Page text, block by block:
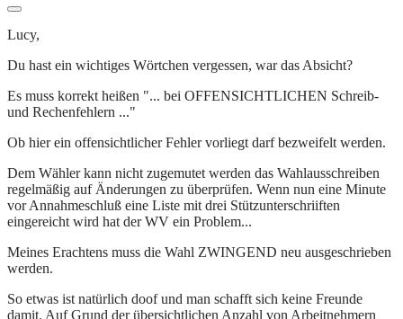
Lucy,
Du hast ein wichtiges Wörtchen vergessen, war das Absicht?
Es muss korrekt heißen "... bei OFFENSICHTLICHEN Schreib-
und Rechenfehlern ..."
Ob hier ein offensichtlicher Fehler vorliegt darf bezweifelt werden.
Dem Wähler kann nicht zugemutet werden das Wahlausschreiben
regelmäßig auf Änderungen zu überprüfen. Wenn nun eine Minute
vor Annahmeschluß eine Liste mit drei Stützunterschriiften
eingereicht wird hat der WV ein Problem...
Meines Erachtens muss die Wahl ZWINGEND neu ausgeschrieben
werden.
So etwas ist natürlich doof und man schafft sich keine Freunde
damit. Auf Grund der übersichtlichen Anzahl von Arbeitnehmern